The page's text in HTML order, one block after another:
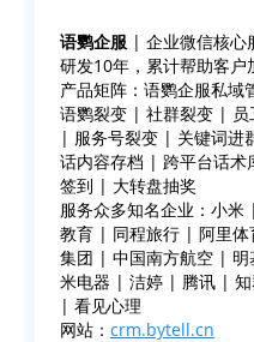
语鹦企服 | 企业微信核心
研发10年，累计帮助客户
产品矩阵：语鹦企服私
语鹦裂变 | 社群裂变 |
| 服务号裂变 | 关键词
话内容存档 | 跨平台话
签到 | 大转盘抽奖
服务众多知名企业：小
教育 | 同程旅行 | 阿里
集团 | 中国南方航空 |
米电器 | 洁婷 | 腾讯 |
| 看见心理
网站： crm.bytell.cn